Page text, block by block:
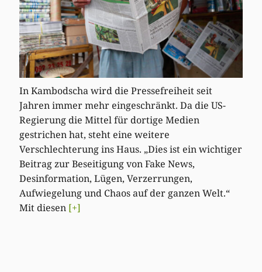
In Kambodscha wird die Pressefreiheit seit
Jahren immer mehr eingeschränkt. Da die US-
Regierung die Mittel für dortige Medien
gestrichen hat, steht eine weitere
Verschlechterung ins Haus. „Dies ist ein wichtiger
Beitrag zur Beseitigung von Fake News,
Desinformation, Lügen, Verzerrungen,
Aufwiegelung und Chaos auf der ganzen Welt.“
Mit diesen [+]